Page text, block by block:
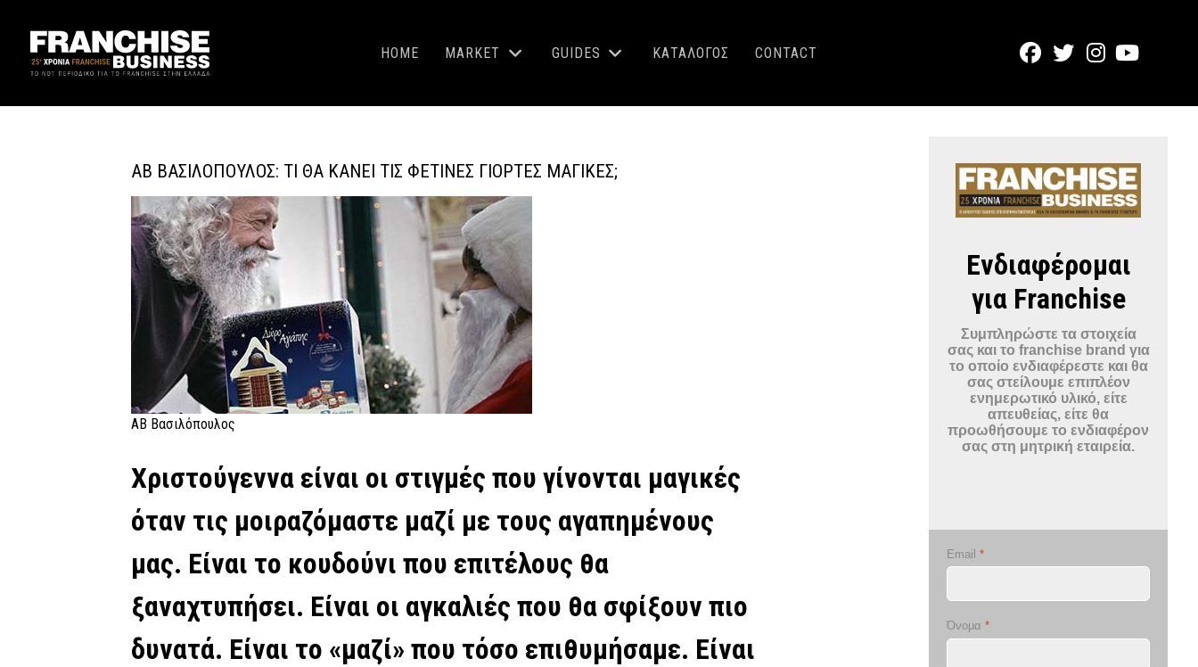
HOME MARKET GUIDES ΚΑΤΑΛΟΓΟΣ CONTACT
ΑΒ ΒΑΣΙΛΌΠΟΥΛΟΣ: ΤΙ ΘΑ ΚΆΝΕΙ ΤΙΣ ΦΕΤΙΝΈΣ ΓΙΟΡΤΈΣ ΜΑΓΙΚΈΣ;
ΑΒ Βασιλόπουλος
Χριστούγεννα είναι οι στιγμές που γίνονται μαγικές
όταν τις μοιραζόμαστε μαζί με τους αγαπημένους
μας. Είναι το κουδούνι που επιτέλους θα
ξαναχτυπήσει. Είναι οι αγκαλιές που θα σφίξουν πιο
δυνατά. Είναι το «μαζί» που τόσο επιθυμήσαμε. Είναι
Ενδιαφέρομαι
για Franchise
Συμπληρώστε τα στοιχεία
σας και το franchise brand για
το οποίο ενδιαφέρεστε και θα
σας στείλουμε επιπλέον
ενημερωτικό υλικό, είτε
απευθείας, είτε θα
προωθήσουμε το ενδιαφέρον
σας στη μητρική εταιρεία.
Email *
Όνομα *